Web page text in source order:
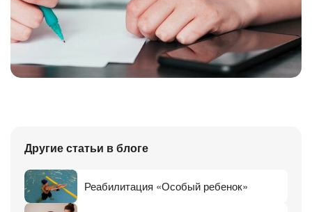
Другие статьи в блоге
Реабилитация «Особый ребенок»